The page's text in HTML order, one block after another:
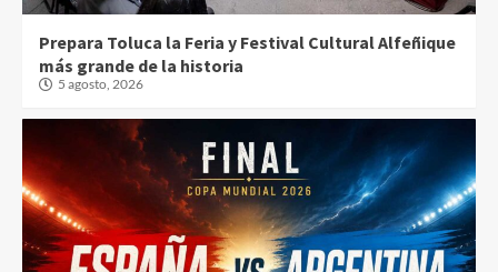
Prepara Toluca la Feria y Festival Cultural Alfeñique
más grande de la historia
5 agosto, 2026